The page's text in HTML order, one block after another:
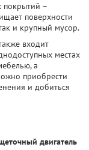
покрытий –
поверхности
и крупный мусор.
входит
местах
а
приобрести
и добиться
двигатель